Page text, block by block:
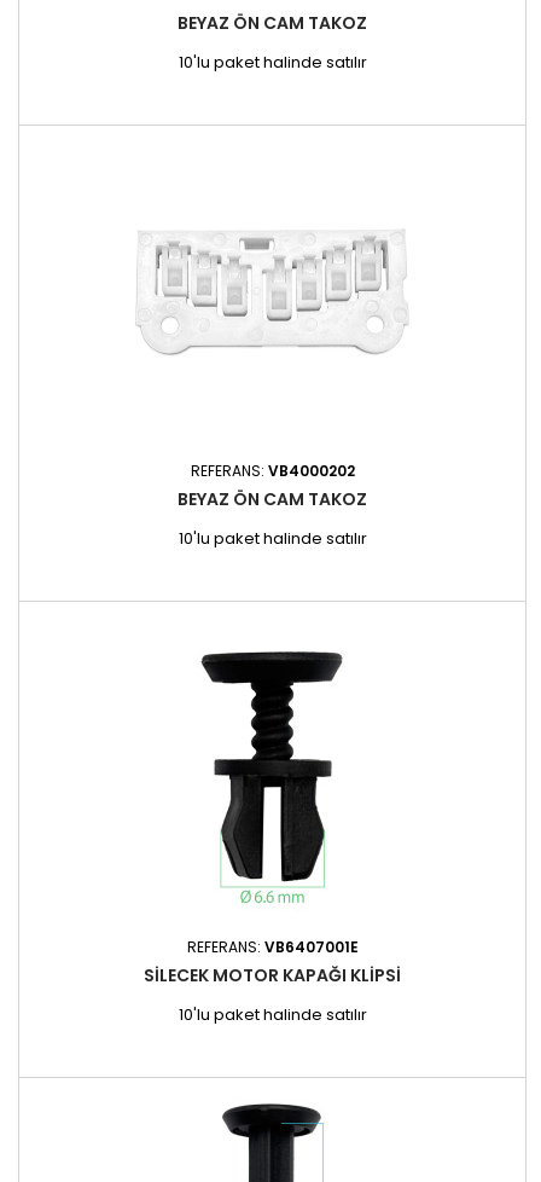
BEYAZ ÖN CAM TAKOZ
10'lu paket halinde satılır
REFERANS: VB4000202
BEYAZ ÖN CAM TAKOZ
10'lu paket halinde satılır
REFERANS: VB6407001E
SILECEK MOTOR KAPAĞI KLIPSI
10'lu paket halinde satılır